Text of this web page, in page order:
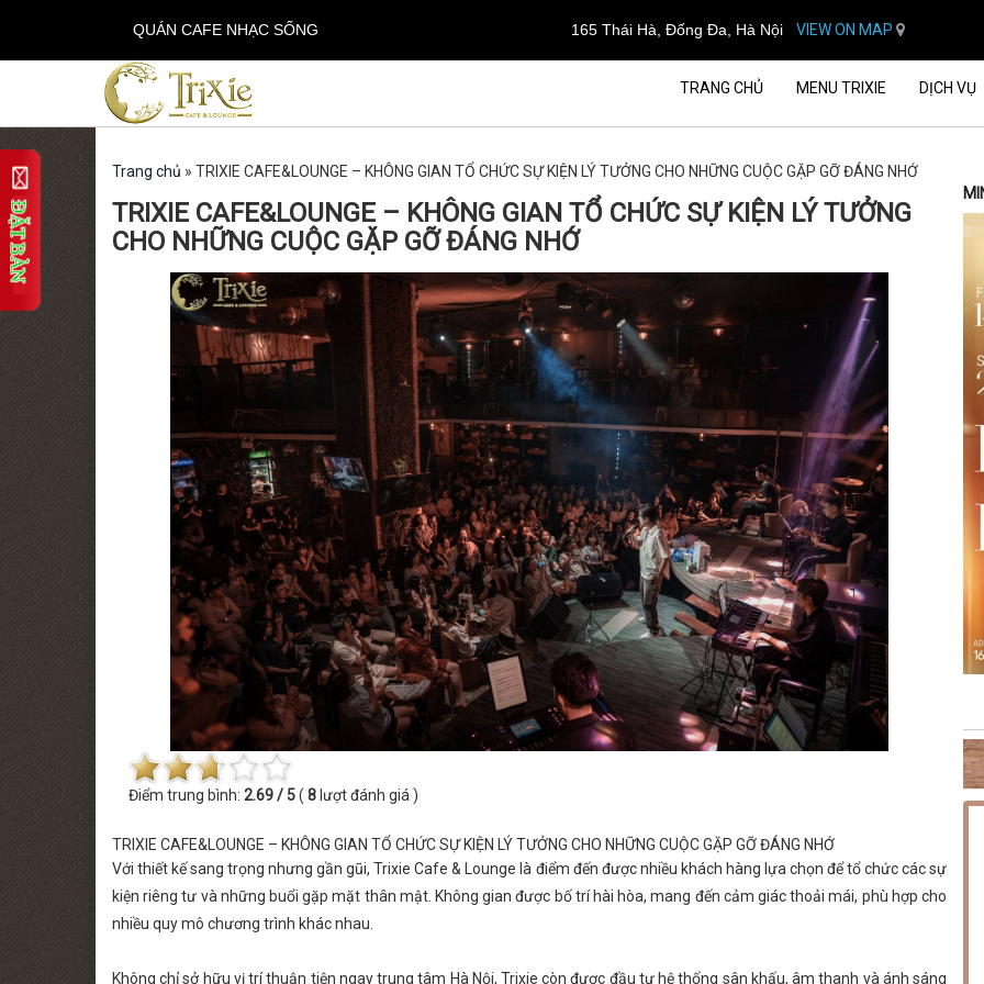
QUÁN CAFE NHẠC SỐNG 165 Thái Hà, Đống Đa, Hà Nội VIEW ON MAP
TRANG CHỦ MENU TRIXIE DỊCH VỤ
Trang chủ » TRIXIE CAFE&LOUNGE – KHÔNG GIAN TỔ CHỨC SỰ KIỆN LÝ TƯỞNG CHO NHỮNG CUỘC GẶP GỠ ĐÁNG NHỚ
TRIXIE CAFE&LOUNGE – KHÔNG GIAN TỔ CHỨC SỰ KIỆN LÝ TƯỞNG
CHO NHỮNG CUỘC GẶP GỠ ĐÁNG NHỚ
Điểm trung bình: 2.69 / 5( 8 lượt đánh giá )
TRIXIE CAFE&LOUNGE – KHÔNG GIAN TỔ CHỨC SỰ KIỆN LÝ TƯỞNG CHO NHỮNG CUỘC GẶP GỠ ĐÁNG NHỚ
Với thiết kế sang trọng nhưng gần gũi, Trixie Cafe & Lounge là điểm đến được nhiều khách hàng lựa chọn để tổ chức các sự
kiện riêng tư và những buổi gặp mặt thân mật. Không gian được bố trí hài hòa, mang đến cảm giác thoải mái, phù hợp cho
nhiều quy mô chương trình khác nhau.
Không chỉ sở hữu vị trí thuận tiện ngay trung tâm Hà Nội, Trixie còn được đầu tư hệ thống sân khấu, âm thanh và ánh sáng
THỨ BẢY [22.08.2026] MINISHOW TĂNG PHÚC THỨ SÁU [14.08.2026] MINISHOW HOÀNG HẢI